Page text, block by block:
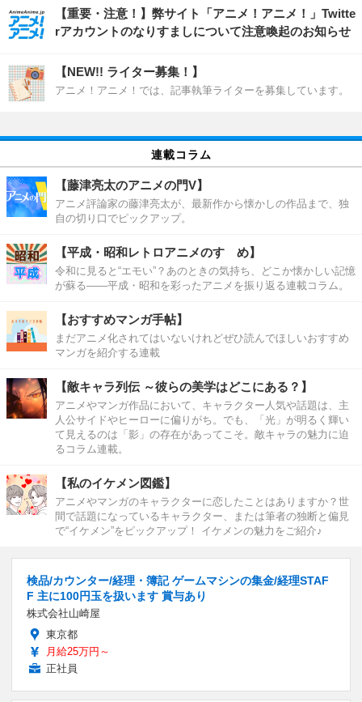
【重要・注意！】弊サイト「アニメ！アニメ！」Twitte
rアカウントのなりすましについて注意喚起のお知らせ
【NEW!! ライター募集！】
アニメ！アニメ！では、記事執筆ライターを募集しています。
連載コラム
【藤津亮太のアニメの門V】
アニメ評論家の藤津亮太が、最新作から懐かしの作品まで、独
自の切り口でピックアップ。
【平成・昭和レトロアニメのすゝめ】
令和に見ると“エモい”？あのときの気持ち、どこか懐かしい記憶
が蘇る――平成・昭和を彩ったアニメを振り返る連載コラム。
【おすすめマンガ手帖】
まだアニメ化されてはいないけれどぜひ読んでほしいおすすめ
マンガを紹介する連載
【敵キャラ列伝 ～彼らの美学はどこにある？】
アニメやマンガ作品において、キャラクター人気や話題は、主
人公サイドやヒーローに偏りがち。でも、「光」が明るく輝い
て見えるのは「影」の存在があってこそ。敵キャラの魅力に迫
るコラム連載。
【私のイケメン図鑑】
アニメやマンガのキャラクターに恋したことはありますか？世
間で話題になっているキャラクター、または筆者の独断と偏見
で“イケメン”をピックアップ！ イケメンの魅力をご紹介♪
検品/カウンター/経理・簿記 ゲームマシンの集金/経理STAF
F 主に100円玉を扱います 賞与あり
株式会社山崎屋
東京都
月給25万円～
正社員